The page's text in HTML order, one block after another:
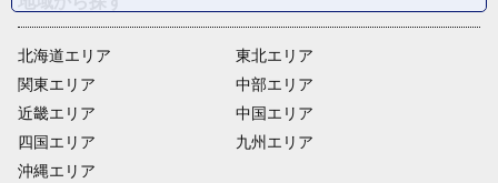
北海道エリア
関東エリア
近畿エリア
四国エリア
沖縄エリア
東北エリア
中部エリア
中国エリア
九州エリア